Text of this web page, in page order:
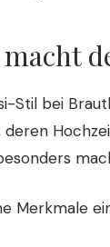
macht
Stil bei
deren
Merkmale